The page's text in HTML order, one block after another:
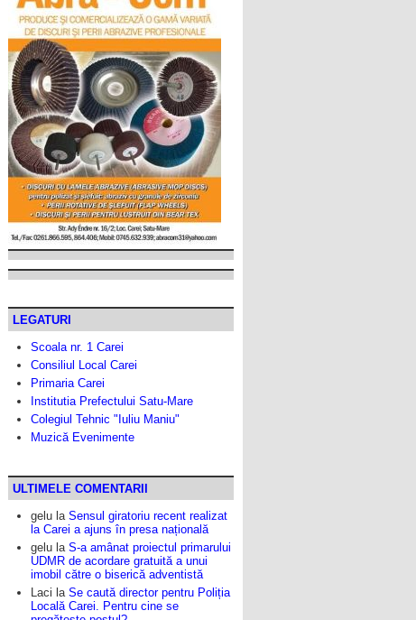
LEGATURI
Scoala nr. 1 Carei
Consiliul Local Carei
Primaria Carei
Institutia Prefectului Satu-Mare
Colegiul Tehnic "Iuliu Maniu"
Muzică Evenimente
ULTIMELE COMENTARII
gelu la Sensul giratoriu recent realizat
la Carei a ajuns în presa națională
gelu la S-a amânat proiectul primarului
UDMR de acordare gratuită a unui
imobil către o biserică adventistă
Laci la Se caută director pentru Poliția
Locală Carei. Pentru cine se